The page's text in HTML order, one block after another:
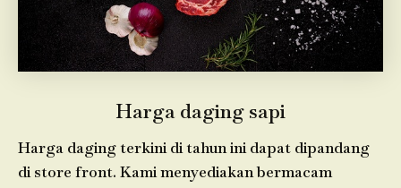
Harga daging sapi
Harga daging terkini di tahun ini dapat dipandang
di store front. Kami menyediakan bermacam